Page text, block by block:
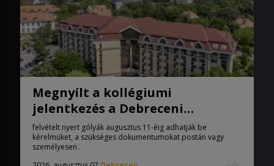
Megnyílt a kollégiumi
jelentkezés a Debreceni
Egyetemen
felvételt nyert gólyák augusztus 11-éig adhatják be
kérelmüket, a szükséges dokumentumokat postán vagy
személyesen .